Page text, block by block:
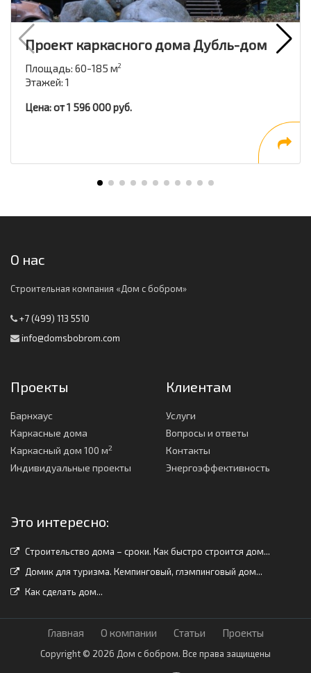
Проект каркасного дома Дубль-дом
Площадь: 60-185 м2
Этажей: 1
Цена: от 1 596 000 руб.
О нас
Строительная компания «Дом с бобром»
+7 (499) 113 5510
info@domsbobrom.com
Проекты
Барнхаус
Каркасные дома
Каркасный дом 100 м2
Индивидуальные проекты
Клиентам
Услуги
Вопросы и ответы
Контакты
Энергоэффективность
Это интересно:
Строительство дома – сроки. Как быстро строится дом...
Домик для туризма. Кемпинговый, глэмпинговый дом...
Как сделать дом...
Главная О компании Статьи Проекты
Copyright © 2026 Дом с бобром. Все права защищены